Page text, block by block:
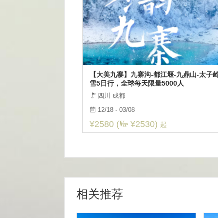
【大美九寨】九寨沟-都江堰-九鼎山-太子
雪5日行，全球每天限量5000人
四川 成都
12/18 - 03/08
¥2580 ( ¥2530) 起
相关推荐